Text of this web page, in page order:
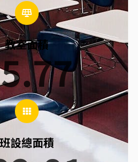
教室面積
班設總面積